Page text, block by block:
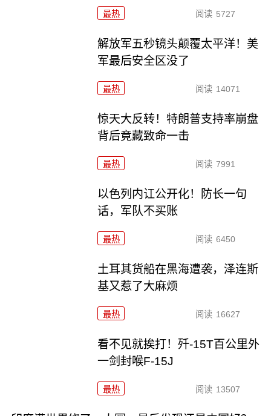
最热 阅读 5727
解放军五秒镜头颠覆太平洋！美
军最后安全区没了
最热 阅读 14071
惊天大反转！特朗普支持率崩盘
背后竟藏致命一击
最热 阅读 7991
以色列内讧公开化！防长一句
话，军队不买账
最热 阅读 6450
土耳其货船在黑海遭袭，泽连斯
基又惹了大麻烦
最热 阅读 16627
看不见就挨打！歼-15T百公里外
一剑封喉F-15J
最热 阅读 13507